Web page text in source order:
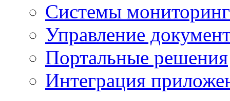
Системы
Управление
Портальные решения
Интеграция